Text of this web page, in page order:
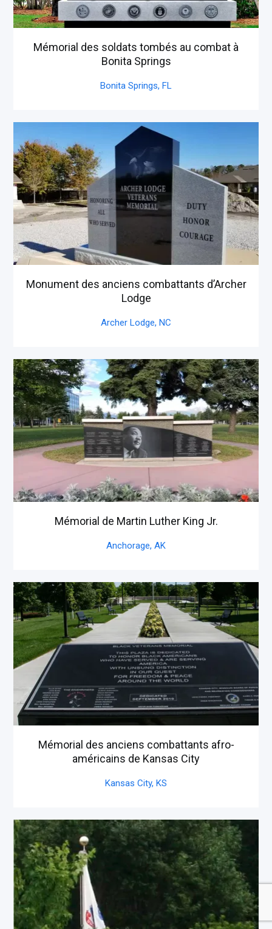
Mémorial des soldats tombés au combat à
Bonita Springs
Bonita Springs, FL
Monument des anciens combattants d’Archer
Lodge
Archer Lodge, NC
Mémorial de Martin Luther King Jr.
Anchorage, AK
Mémorial des anciens combattants afro-
américains de Kansas City
Kansas City, KS